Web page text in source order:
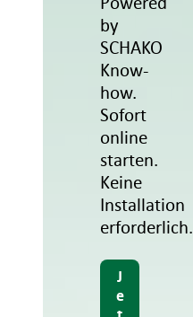
by
SCHAKO
Know-
how.
Sofort
online
starten.
Keine
Installation
erforderlich.
J
e